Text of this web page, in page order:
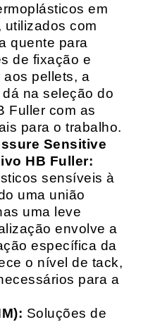
em
utilizados com
quente para
de fixação e
aos pellets, a
na seleção do
Fuller com as
para o trabalho.
Sensitive
HB Fuller:
sensíveis à
uma união
uma leve
envolve a
específica da
o nível de tack,
para a
Soluções de